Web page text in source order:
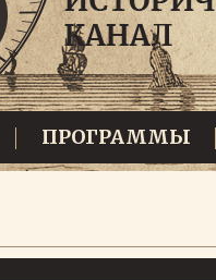
ПРОГРАММЫ